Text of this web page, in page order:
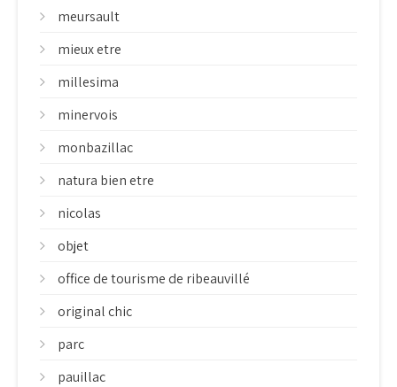
meursault
mieux etre
millesima
minervois
monbazillac
natura bien etre
nicolas
objet
office de tourisme de ribeauvillé
original chic
parc
pauillac